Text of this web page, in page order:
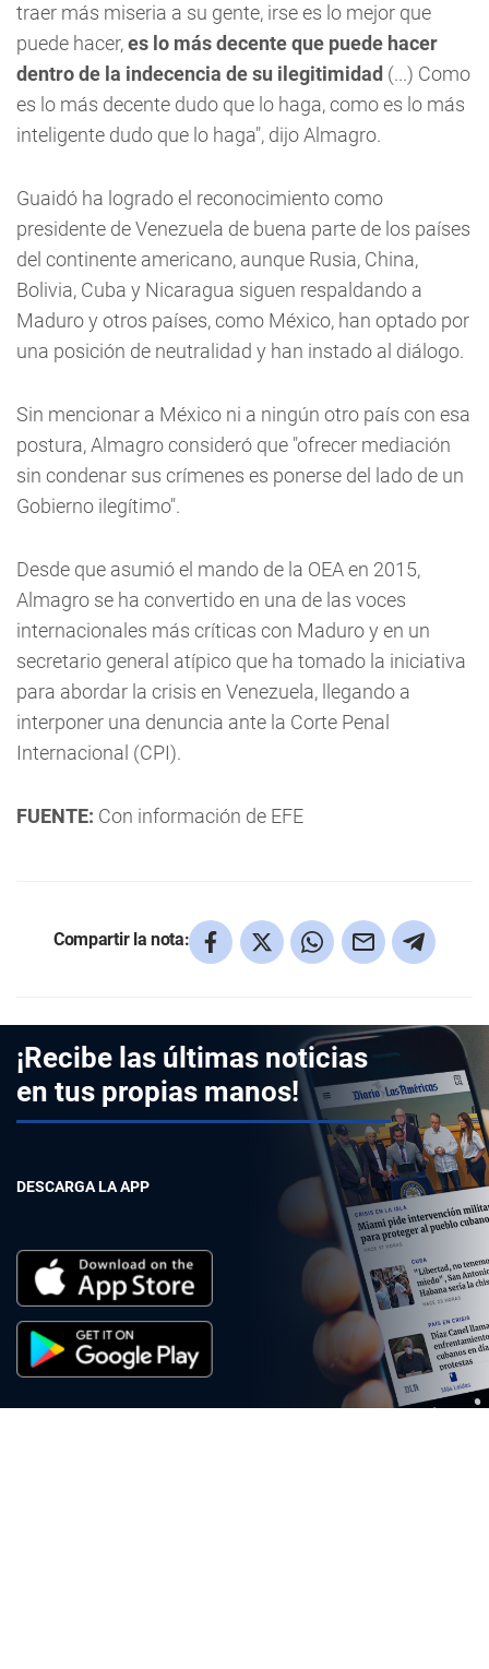
traer más miseria a su gente, irse es lo mejor que
puede hacer,es lo más decente que puede hacer
dentro de la indecencia de su ilegitimidad (...) Como
es lo más decente dudo que lo haga, como es lo más
inteligente dudo que lo haga", dijo Almagro.
Guaidó ha logrado el reconocimiento como
presidente de Venezuela de buena parte de los países
del continente americano, aunque Rusia, China,
Bolivia, Cuba y Nicaragua siguen respaldando a
Maduro y otros países, como México, han optado por
una posición de neutralidad y han instado al diálogo.
Sin mencionar a México ni a ningún otro país con esa
postura, Almagro consideró que "ofrecer mediación
sin condenar sus crímenes es ponerse del lado de un
Gobierno ilegítimo".
Desde que asumió el mando de la OEA en 2015,
Almagro se ha convertido en una de las voces
internacionales más críticas con Maduro y en un
secretario general atípico que ha tomado la iniciativa
para abordar la crisis en Venezuela, llegando a
interponer una denuncia ante la Corte Penal
Internacional (CPI).
FUENTE: Con información de EFE
Compartir la nota:
¡Recibe las últimas noticias
en tus propias manos!
DESCARGA LA APP